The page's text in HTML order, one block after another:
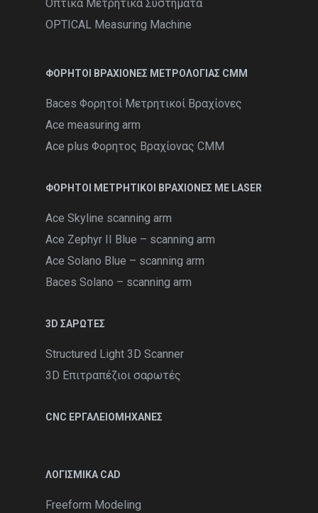
Οπτικά Μετρητικά Συστήματα
OPTICAL Measuring Machine
ΦΟΡΗΤΟΊ ΒΡΑΧΊΟΝΕΣ ΜΕΤΡΟΛΟΓΊΑΣ CMM
Baces Φορητοί Μετρητικοί Βραχίονες
Ace measuring arm
Ace plus Φορητος Βραχίονας CMM
ΦΟΡΗΤΟΙ ΜΕΤΡΗΤΙΚΟΙ ΒΡΑΧΙΟΝΕΣ ΜΕ LASER
Ace Skyline scanning arm
Ace Zephyr II Blue – scanning arm
Ace Solano Blue – scanning arm
Baces Solano – scanning arm
3D ΣΑΡΩΤΕΣ
Structured Light 3D Scanner
3D Επιτραπέζιοι σαρωτές
CNC ΕΡΓΑΛΕΙΟΜΗΧΑΝΕΣ
ΛΟΓΙΣΜΙΚΑ CAD
Freeform Modeling